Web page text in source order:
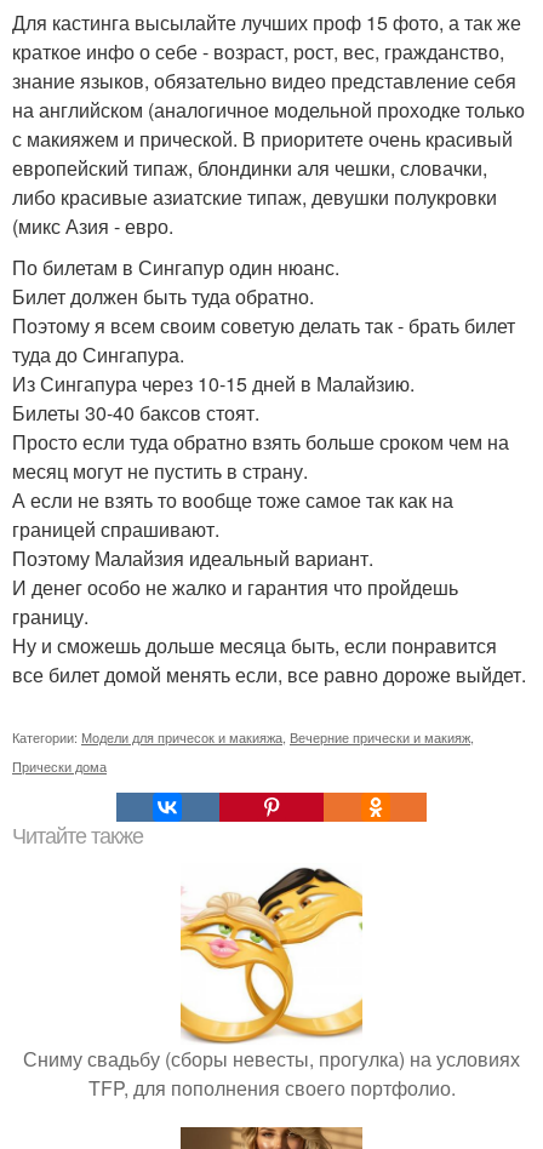
Для кастинга высылайте лучших проф 15 фото, а так же
краткое инфо о себе - возраст, рост, вес, гражданство,
знание языков, обязательно видео представление себя
на английском (аналогичное модельной проходке только
с макияжем и прической. В приоритете очень красивый
европейский типаж, блондинки аля чешки, словачки,
либо красивые азиатские типаж, девушки полукровки
(микс Азия - евро.
По билетам в Сингапур один нюанс.
Билет должен быть туда обратно.
Поэтому я всем своим советую делать так - брать билет
туда до Сингапура.
Из Сингапура через 10-15 дней в Малайзию.
Билеты 30-40 баксов стоят.
Просто если туда обратно взять больше сроком чем на
месяц могут не пустить в страну.
А если не взять то вообще тоже самое так как на
границей спрашивают.
Поэтому Малайзия идеальный вариант.
И денег особо не жалко и гарантия что пройдешь
границу.
Ну и сможешь дольше месяца быть, если понравится
все билет домой менять если, все равно дороже выйдет.
Категории: Модели для причесок и макияжа, Вечерние прически и макияж,
Прически дома
Читайте также
Сниму свадьбу (сборы невесты, прогулка) на условиях
TFP, для пополнения своего портфолио.